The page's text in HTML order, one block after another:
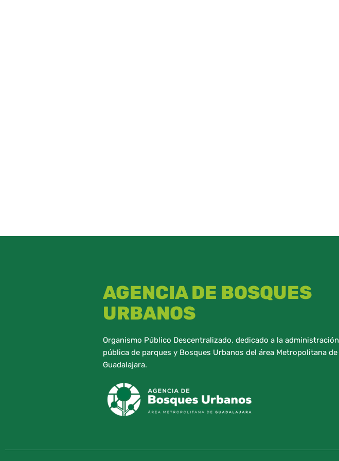
AGENCIA DE BOSQUES
URBANOS
Organismo Público Descentralizado, dedicado a la administración
pública de parques y Bosques Urbanos del área Metropolitana de
Guadalajara.